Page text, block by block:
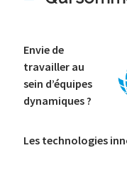
Envie de
travailler au
sein d’équipes
dynamiques ?
Les technologies